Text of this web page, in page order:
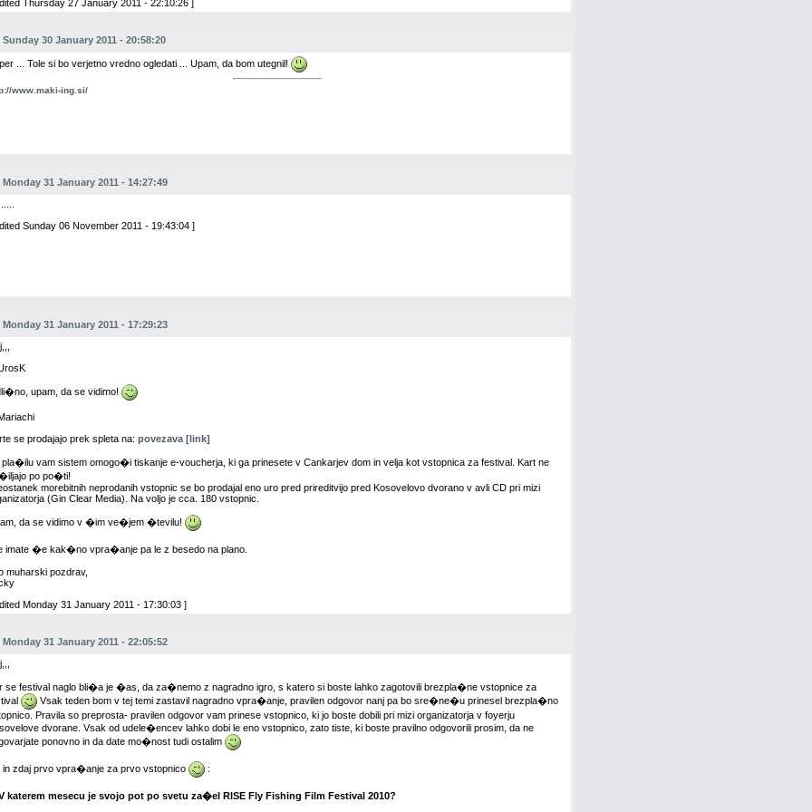
Thursday 27 January 2011 - 22:10:26 ]
Sunday 30 January 2011 - 20:58:20
... Tole si bo verjetno vredno ogledati ... Upam, da bom utegnil!
www.maki-ing.si/
Monday 31 January 2011 - 14:27:49
Sunday 06 November 2011 - 19:43:04 ]
Monday 31 January 2011 - 17:29:23
upam, da se vidimo!
se prodajajo prek spleta na: povezava [link]
pla�ilu vam sistem omogo�i tiskanje e-voucherja, ki ga prinesete v Cankarjev dom in velja kot vstopnica za festival. Kart ne
po po�ti!
morebitnih neprodanih vstopnic se bo prodajal eno uro pred prireditvijo pred Kosovelovo dvorano v avli CD pri mizi
(Gin Clear Media). Na voljo je cca. 180 vstopnic.
da se vidimo v �im ve�jem �tevilu!
imate �e kak�no vpra�anje pa le z besedo na plano.
muharski pozdrav,
Monday 31 January 2011 - 17:30:03 ]
Monday 31 January 2011 - 22:05:52
se festival naglo bli�a je �as, da za�nemo z nagradno igro, s katero si boste lahko zagotovili brezpla�ne vstopnice za
Vsak teden bom v tej temi zastavil nagradno vpra�anje, pravilen odgovor nanj pa bo sre�ne�u prinesel brezpla�no
Pravila so preprosta- pravilen odgovor vam prinese vstopnico, ki jo boste dobili pri mizi organizatorja v foyerju
dvorane. Vsak od udele�encev lahko dobi le eno vstopnico, zato tiste, ki boste pravilno odgovorili prosim, da ne
ponovno in da date mo�nost tudi ostalim
in zdaj prvo vpra�anje za prvo vstopnico :
katerem mesecu je svojo pot po svetu za�el RISE Fly Fishing Film Festival 2010?